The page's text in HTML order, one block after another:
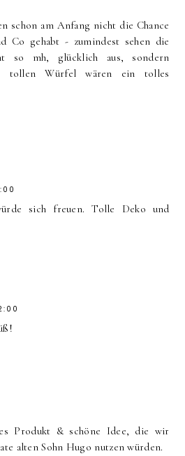
schon am Anfang nicht die Chance
Co gehabt - zumindest sehen die
so mh, glücklich aus, sondern
tollen Würfel wären ein tolles
sich freuen. Tolle Deko und
Produkt & schöne Idee, die wir
alten Sohn Hugo nutzen würden.